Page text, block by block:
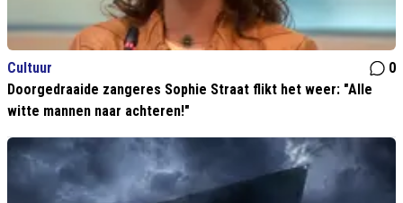
Cultuur
0
Doorgedraaide zangeres Sophie Straat flikt het weer: "Alle
witte mannen naar achteren!"